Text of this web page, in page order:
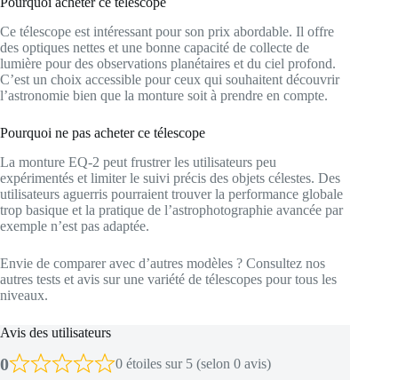
Ce télescope est intéressant pour son prix abordable. Il offre
des optiques nettes et une bonne capacité de collecte de
lumière pour des observations planétaires et du ciel profond.
C’est un choix accessible pour ceux qui souhaitent découvrir
l’astronomie bien que la monture soit à prendre en compte.
Pourquoi ne pas acheter ce télescope
La monture EQ-2 peut frustrer les utilisateurs peu
expérimentés et limiter le suivi précis des objets célestes. Des
utilisateurs aguerris pourraient trouver la performance globale
trop basique et la pratique de l’astrophotographie avancée par
exemple n’est pas adaptée.
Envie de comparer avec d’autres modèles ? Consultez nos
autres tests et avis sur une variété de télescopes pour tous les
niveaux.
Avis des utilisateurs
0 0 étoiles sur 5 (selon 0 avis)